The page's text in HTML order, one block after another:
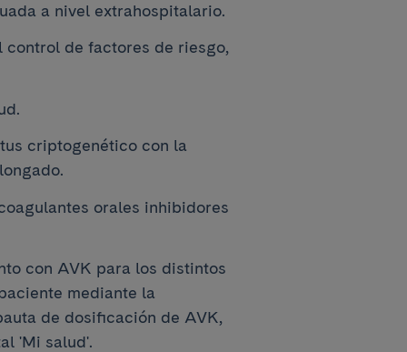
a nivel extrahospitalario.
de factores de riesgo,
criptogenético con la
orales inhibidores
con AVK para los distintos
mediante la
de dosificación de AVK,
'Mi salud'.